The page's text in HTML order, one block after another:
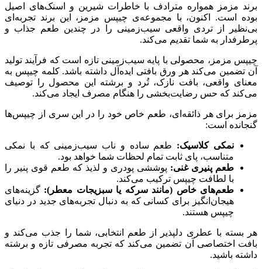
برند مزمز همواره مترادف با خاطرات شیرین و اسنک‌های اصیل
بوده است. اکنون، با مجموعه‌ی چیپس مزمز، این برند تجربه‌ای
بی‌نظیر از تردی واقعی سیب‌زمینی را در چندین طعم جذاب و
پرطرفدار به شما تقدیم می‌کند.
چیپس مزمز، محصولی با پایه سیب‌زمینی تازه است که فرآیند تولید
آن تضمین می‌کند هر ورق بافتی ایده‌آل داشته باشد. کلمه چیپس به
معنای واقعی، بافت نازک، تُرد و برشته این محصول را توصیف
می‌کند که حس رضایت‌بخشی را هنگام مصرف ایجاد می‌کند.
مزمز برای هر ذائقه‌ای، طعم خاص خود را در این سری از چیپس‌ها
گنجانده است:
نمکی کلاسیک: طعم ساده و ناب سیب‌زمینی که با نمکی
متناسب، پای ثابت تمام لحظات شما خواهد بود.
طعم پنیری غنی: پوششی پودری و لذیذ که طعم قوی پنیر را
با لطافت چیپس ترکیب می‌کند.
طعم‌های خاص (مانند سرکه یا سبزیجات معطر): گزینه‌های
هیجان‌انگیز برای کسانی که به دنبال تجربه‌های جدید در دنیای
چیپس هستند.
هر بسته با عطری دلپذیر از طعم انتخابی، شما را جذب می‌کند و
بافت اختصاصی آن تضمین می‌کند که تجربه مصرفی تازه و برشته
داشته باشید.